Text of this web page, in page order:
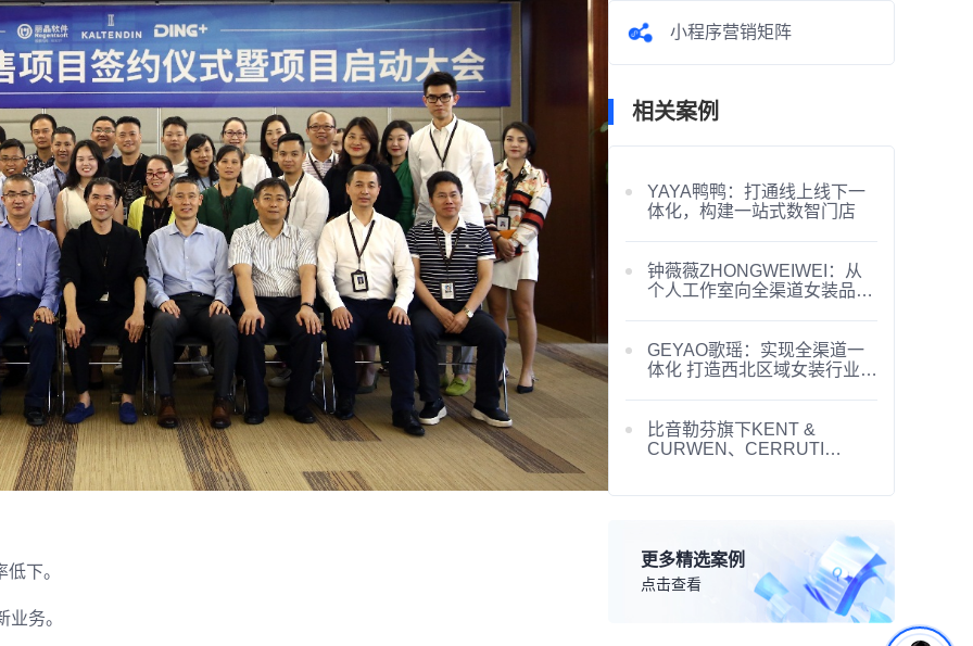
下。
务。
小程序营销矩阵
相关案例
YAYA鸭鸭：打通线上线下一
体化，构建一站式数智门店
钟薇薇ZHONGWEIWEI：从
个人工作室向全渠道女装品牌
GEYAO歌瑶：实现全渠道一
体化 打造西北区域女装行业的
比音勒芬旗下KENT &
CURWEN、CERRUTI
更多精选案例
点击查看